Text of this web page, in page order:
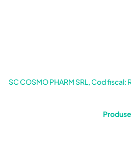
SC COSMO PHARM SRL, Cod